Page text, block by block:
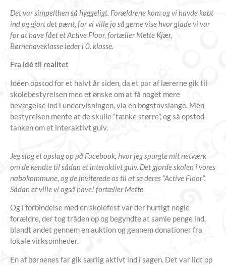
Det var simpelthen så hyggeligt. Forældrene kom og vi havde købt
ind og gjort det pænt, for vi ville jo så gerne vise hvor glade vi var
for at have fået et Active Floor, fortæller Mette Kjær,
Børnehaveklasse leder i 0. klasse.
Fra idé til realitet
Idéen opstod for et halvt år siden, da et par af lærerne gik til
skolebestyrelsen med et ønske om at få noget mere
bevægelse ind i undervisningen, via en bogstavslange. Men
bestyrelsen mente at de skulle “tænke større”, og så opstod
tanken om et interaktivt gulv.
Jeg slog et opslag op på Facebook, hvor jeg spurgte mit netværk
om de kendte til sådan et interaktivt gulv. Det gjorde skolen i vores
nabokommune, og de inviterede os til at se deres ”Active Floor”.
Sådan et ville vi også have! fortæller Mette
Og i forbindelse med en skolefest var der hurtigt nogle
forældre, der tog tråden op og begyndte at samle penge ind,
blandt andet gennem en auktion og gennem donationer fra
lokale virksomheder.
En af børnenes far gik særlig aktivt ind i sagen. Det var lidt op